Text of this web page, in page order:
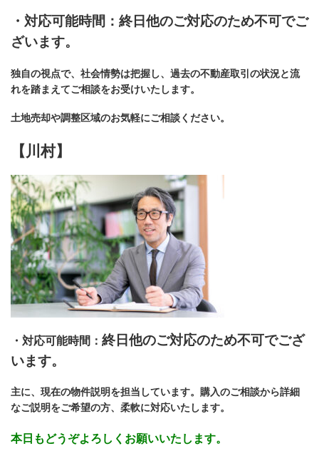
・対応可能時間： 終日他のご対応のため不可でご
ざいます。
独自の視点で、社会情勢は把握し、過去の不動産取引の状況と流
れを踏まえてご相談をお受けいたします。
土地売却や調整区域のお気軽にご相談ください。
【川村】
・対応可能時間： 終日他のご対応のため不可でござ
います。
主に、現在の物件説明を担当しています。購入のご相談から詳細
なご説明をご希望の方、柔軟に対応いたします。
本日もどうぞよろしくお願いいたします。